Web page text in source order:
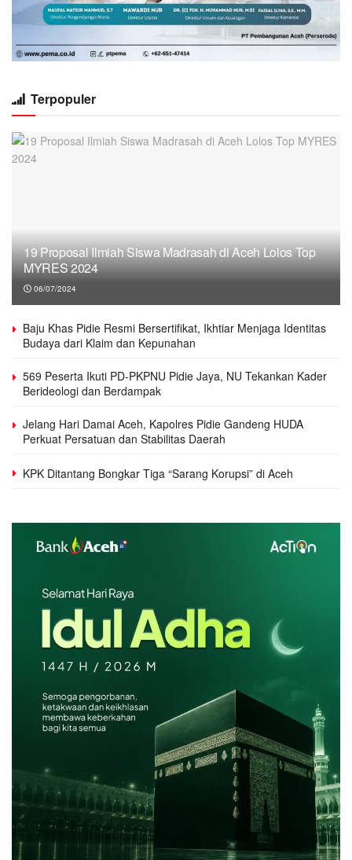
Terpopuler
19 Proposal Ilmiah Siswa Madrasah di Aceh Lolos Top
MYRES 2024
06/07/2024
Baju Khas Pidie Resmi Bersertifikat, Ikhtiar Menjaga Identitas
Budaya dari Klaim dan Kepunahan
569 Peserta Ikuti PD-PKPNU Pidie Jaya, NU Tekankan Kader
Berideologi dan Berdampak
Jelang Hari Damai Aceh, Kapolres Pidie Gandeng HUDA
Perkuat Persatuan dan Stabilitas Daerah
KPK Ditantang Bongkar Tiga “Sarang Korupsi” di Aceh